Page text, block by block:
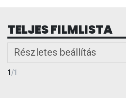
TELJES FILMLISTA
Részletes beállítás
1/1